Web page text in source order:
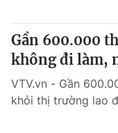
Gần 600.000
không đi làm,
VTV.vn - Gần
khỏi thị trường lao